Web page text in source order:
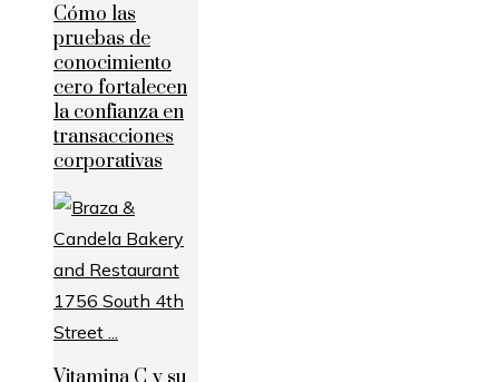
Cómo las
pruebas de
conocimiento
cero fortalecen
la confianza en
transacciones
corporativas